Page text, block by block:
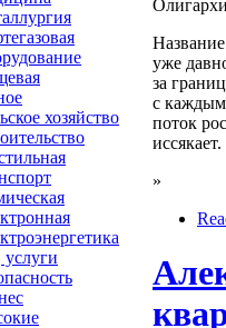
хозяйство
услуги
уже
за
с каждым
поток
иссякает.
»